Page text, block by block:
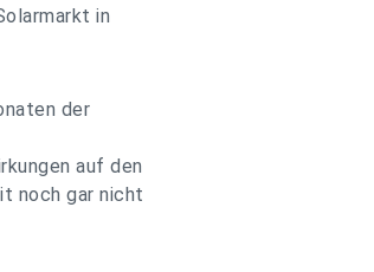
in
der
auf den
noch gar nicht